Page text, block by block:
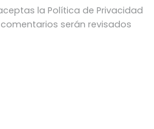
la Política de Privacidad
serán revisados